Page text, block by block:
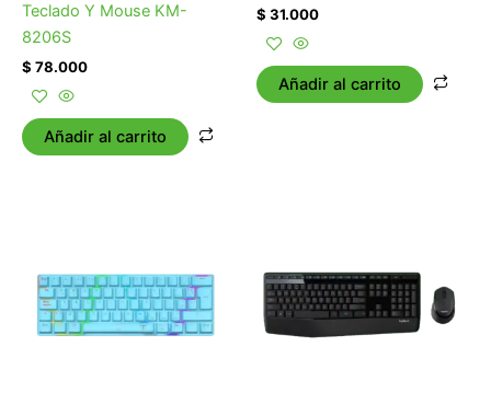
Teclado Y Mouse KM-
8206S
$ 78.000
Añadir al carrito
$ 31.000
Añadir al carrito